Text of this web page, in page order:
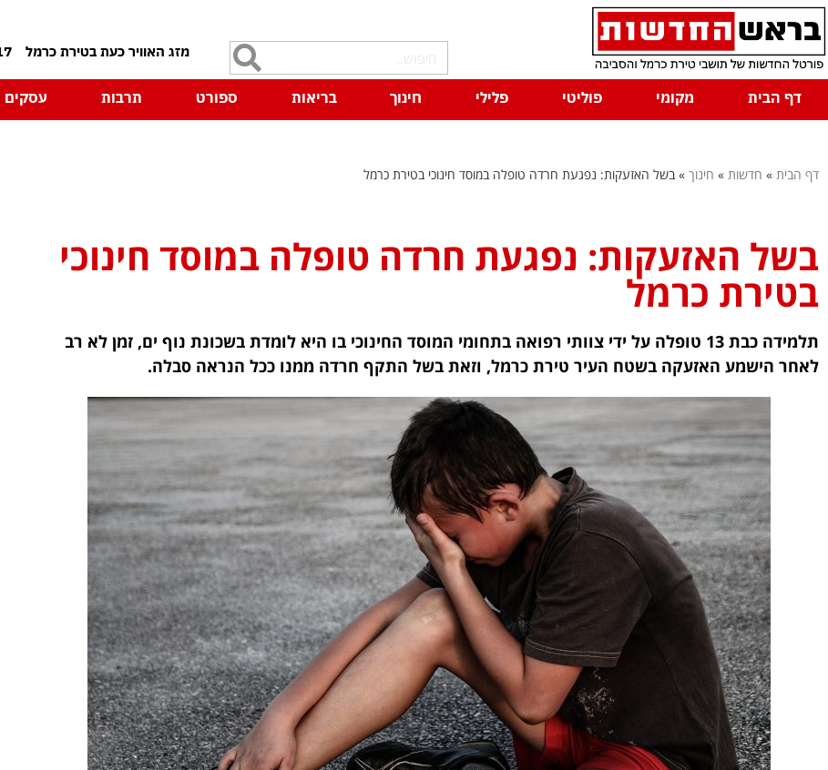
דף הבית
מקומי פוליטי פלילי חינוך בריאות ספורט תרבות עסקים
דף הבית » חדשות » חינוך »בשל האזעקות: נפגעת חרדה טופלה במוסד חינוכי בטירת כרמל
בשל האזעקות: נפגעת חרדה טופלה במוסד חינוכי
בטירת כרמל
תלמידה כבת 13 טופלה על ידי צוותי רפואה בתחומי המוסד החינוכי בו היא לומדת בשכונת נוף ים, זמן לא רב
לאחר הישמע האזעקה בשטח העיר טירת כרמל, וזאת בשל התקף חרדה ממנו ככל הנראה סבלה.